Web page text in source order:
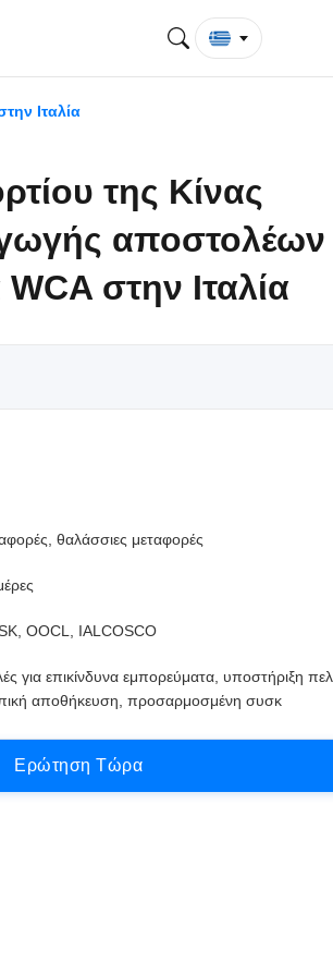
Ιταλία
της Κίνας
αποστολέων
στην Ιταλία
θαλάσσιες μεταφορές
OOCL, IALCOSCO
για επικίνδυνα εμπορεύματα, υποστήριξη
αποθήκευση, προσαρμοσμένη συσκ
Ερώτηση Τώρα